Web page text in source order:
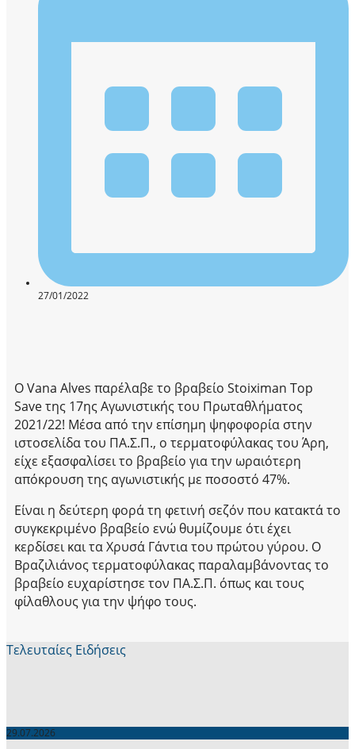
27/01/2022
Ο Vana Alves παρέλαβε το βραβείο Stoiximan Top
Save της 17ης Αγωνιστικής του Πρωταθλήματος
2021/22! Μέσα από την επίσημη ψηφοφορία στην
ιστοσελίδα του ΠΑ.Σ.Π., ο τερματοφύλακας του Άρη,
είχε εξασφαλίσει το βραβείο για την ωραιότερη
απόκρουση της αγωνιστικής με ποσοστό 47%.
Είναι η δεύτερη φορά τη φετινή σεζόν που κατακτά το
συγκεκριμένο βραβείο ενώ θυμίζουμε ότι έχει
κερδίσει και τα Χρυσά Γάντια του πρώτου γύρου. Ο
Βραζιλιάνος τερματοφύλακας παραλαμβάνοντας το
βραβείο ευχαρίστησε τον ΠΑ.Σ.Π. όπως και τους
φίλαθλους για την ψήφο τους.
Τελευταίες Ειδήσεις
29.07.2026